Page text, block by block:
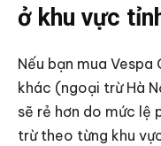
ở khu vực
Nếu bạn mua
khác (ngoại trừ Hà
sẽ rẻ hơn do mức lệ
trừ theo từng khu